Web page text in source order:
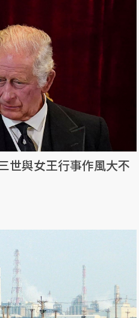
世與女王行事作風大不